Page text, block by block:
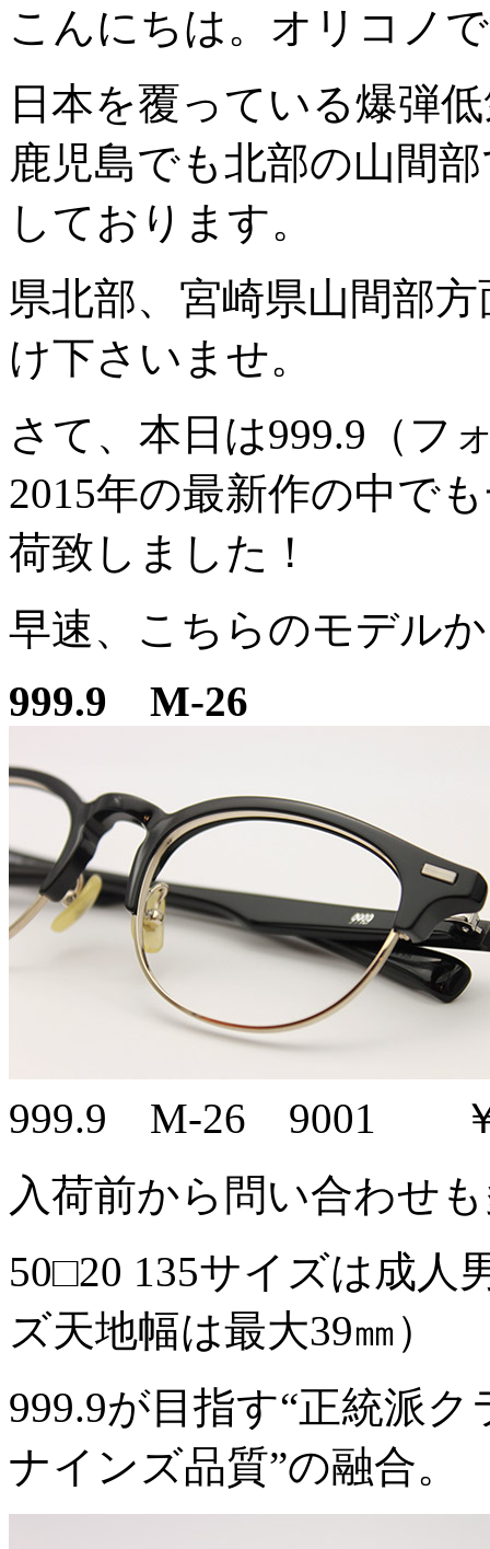
こんにちは。オリコノ
日本を覆っている爆弾
鹿児島でも北部の山間
しております。
県北部、宮崎県山間部
け下さいませ。
さて、本日は999.9（フ
2015年の最新作の中で
荷致しました！
早速、こちらのモデル
999.9 M-26
999.9 M-26 9001 ￥
入荷前から問い合わせ
50□20 135サイズは成人
ズ天地幅は最大39㎜）
999.9が目指す“正統派
ナインズ品質”の融合。